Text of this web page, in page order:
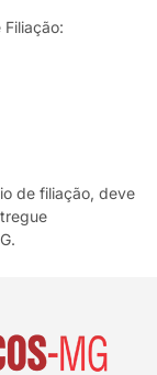
Filiação:
de filiação, deve